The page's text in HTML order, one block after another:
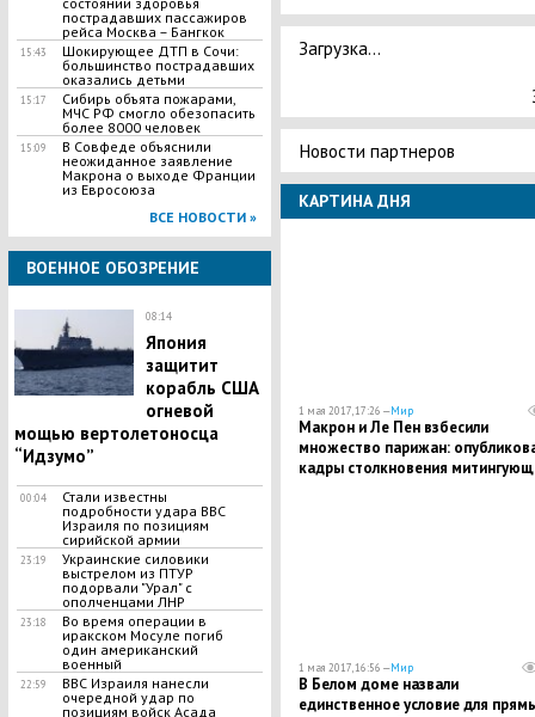
пострадавших пассажиров
рейса Москва – Бангкок
15:43
Шокирующее ДТП в Сочи:
большинство пострадавших
оказались детьми
15:17
Сибирь объята пожарами,
МЧС РФ смогло обезопасить
более 8000 человек
15:09
В Совфеде объяснили
неожиданное заявление
Макрона о выходе Франции
из Евросоюза
ВСЕ НОВОСТИ »
ВОЕННОЕ ОБОЗРЕНИЕ
08:14
Япония
защитит
корабль США
огневой
мощью вертолетоносца
“Идзумо”
00:04
Стали известны
подробности удара ВВС
Израиля по позициям
сирийской армии
23:19
Украинские силовики
выстрелом из ПТУР
подорвали "Урал" с
ополченцами ЛНР
23:18
Во время операции в
иракском Мосуле погиб
один американский
военный
22:59
ВВС Израиля нанесли
очередной удар по
позициям войск Асада
Загрузка...
Новости партнеров
КАРТИНА ДНЯ
1 мая 2017, 17:26 —Мир
Макрон и Ле Пен взбесили
множество парижан:
кадры столкновения
1 мая 2017, 16:56 —Мир
В Белом доме назвали
единственное условие для